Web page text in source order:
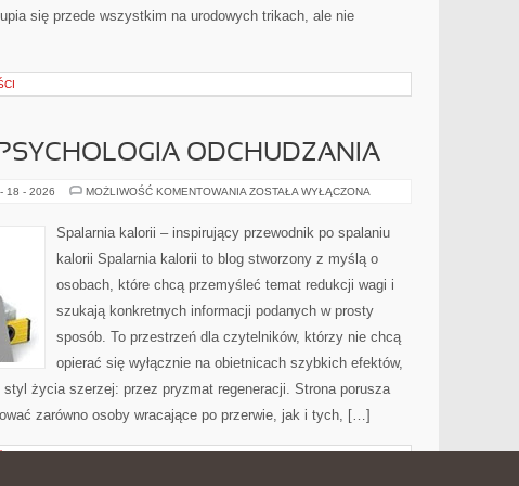
się przede wszystkim na urodowych trikach, ale nie
ODCHUDZANIA
18 - 2026 MOŻLIWOŚĆ KOMENTOWANIA MOTYWACJA
ODCHUDZANIA
ZOSTAŁA WYŁĄCZONA
Spalarnia kalorii – inspirujący przewodnik po spalaniu
kalorii Spalarnia kalorii to blog stworzony z myślą o
osobach, które chcą przemyśleć temat redukcji wagi i
szukają konkretnych informacji podanych w prosty
sposób. To przestrzeń dla czytelników, którzy nie chcą
opierać się wyłącznie na obietnicach szybkich efektów,
styl życia szerzej: przez pryzmat regeneracji. Strona porusza
zarówno osoby wracające po przerwie, jak i tych, […]